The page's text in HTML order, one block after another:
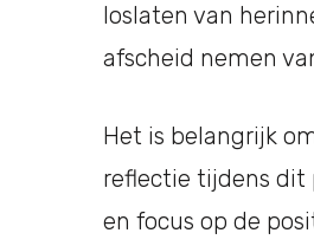
loslaten van
afscheid nemen
Het is belangrijk
reflectie tijdens dit
en focus op de